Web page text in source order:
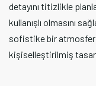
göz alıcı hem de
alanlarınıza
ihtiyaçlarına uygun